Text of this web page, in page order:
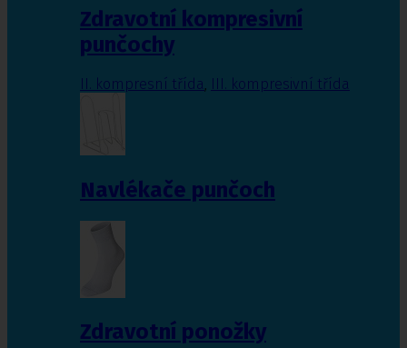
Zdravotní kompresivní
punčochy
II. kompresní třída III. kompresivní třída
Navlékače punčoch
Zdravotní ponožky